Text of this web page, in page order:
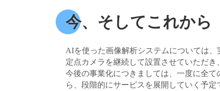
今、そしてこれから
AIを使った画像解析システムについては
定点カメラを継続して設置させていただき
今後の事業化につきましては、一度に全
ら、段階的にサービスを展開していく予定